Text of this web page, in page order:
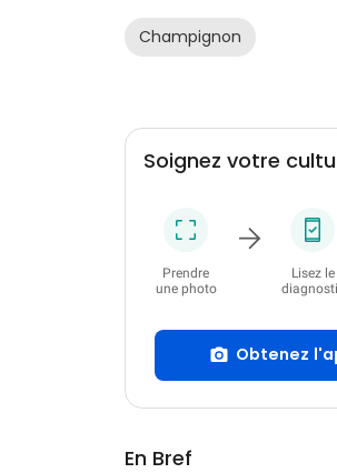
Champignon
Soignez votre
Prendre
une photo
Lisez le
Obtenez
En Bref